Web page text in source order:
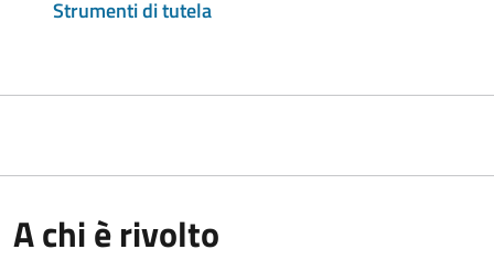
Strumenti di tutela
A chi è rivolto